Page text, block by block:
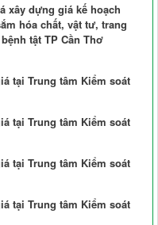
xây dựng giá kế hoạch
hóa chất, vật tư, trang
tật TP Cần Thơ
tại Trung tâm Kiểm soát
tại Trung tâm Kiểm soát
tại Trung tâm Kiểm soát
tại Trung tâm Kiểm soát